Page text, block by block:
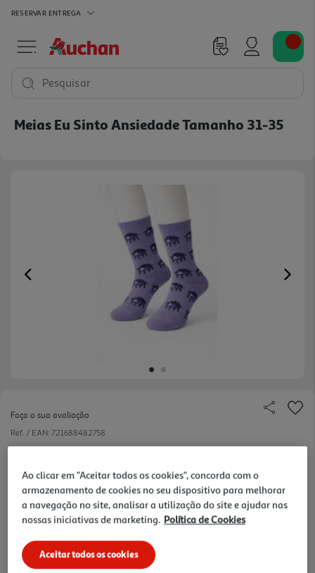
RESERVAR ENTREGA
Pesquisar
Meias Eu Sinto Ansiedade Tamanho 31-35
Previous
Faça a sua avaliação
Ref. / EAN: 721688482758
7,99 €
Notas de preparação
Ao clicar em "Aceitar todos os cookies", concorda com o
armazenamento de cookies no seu dispositivo para melhorar
a navegação no site, analisar a utilização do site e ajudar nas
nossas iniciativas de marketing. Política de Cookies
Aceitar todos os cookies